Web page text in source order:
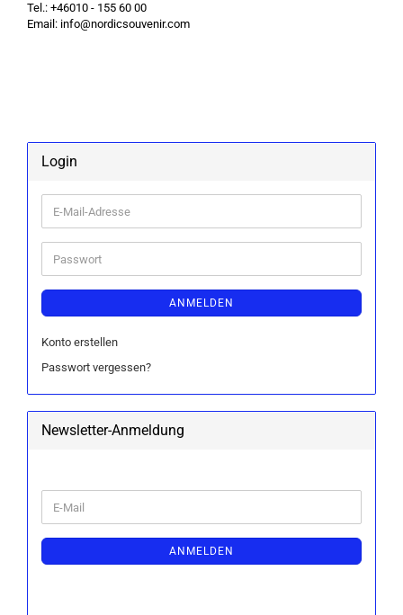
Tel.: +46010 - 155 60 00
Email: info@nordicsouvenir.com
Login
E-
Mail-
Adresse
Passwort
ANMELDEN
Konto erstellen
Passwort vergessen?
Newsletter-Anmeldung
ZUR
ANMELDUNG
E-
Mail
ANMELDEN